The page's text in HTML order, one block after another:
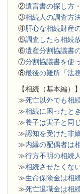
②遺言書の探し方
③相続人の調査方
④肝心な相続財産
⑤調査したら相続
⑥遺産分割協議書
⑦分割協議書を使
⑧最後の難所「法
【相続（基本編）】
≫死亡以外でも相
≫相続に困ったと
≫養子は実子と同
≫認知を受けた非
≫内縁の配偶者は
≫行方不明の相続
≫相続させたくな
≫生命保険金は相
≫死亡退職金は相